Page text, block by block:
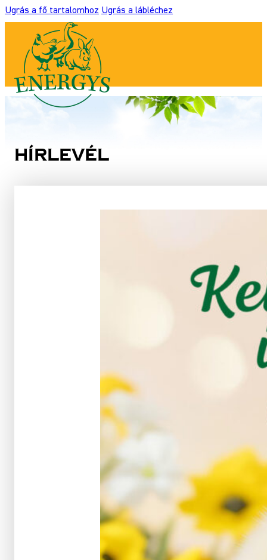
Ugrás a fő tartalomhoz Ugrás a lábléchez
Hírlevél